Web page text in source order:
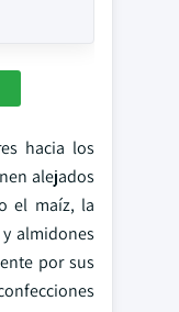
hacia los
alejados
el maíz, la
almidones
por sus